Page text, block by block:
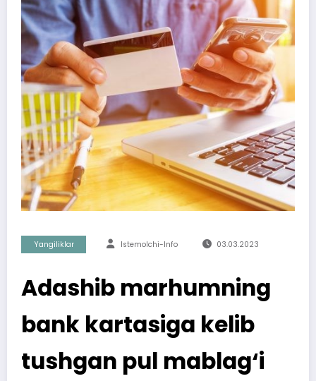
Yangiliklar Istemolchi-Info 03.03.2023
Adashib marhumning
bank kartasiga kelib
tushgan pul mablag‘i